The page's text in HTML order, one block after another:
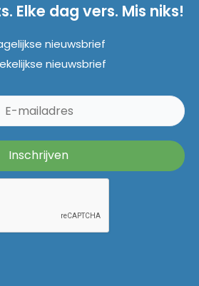
Elke dag vers. Mis niks!
nieuwsbrief
nieuwsbrief